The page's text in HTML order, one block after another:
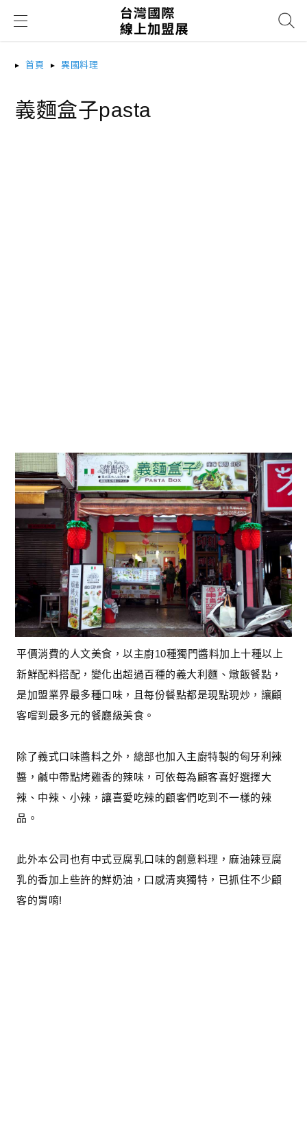
首頁 異國料理
義麵盒子pasta
平價消費的人文美食，以主廚10種獨門醬料加上十種以上
新鮮配料搭配，變化出超過百種的義大利麵、燉飯餐點，
是加盟業界最多種口味，且每份餐點都是現點現炒，讓顧
客嚐到最多元的餐廳級美食。
除了義式口味醬料之外，總部也加入主廚特製的匈牙利辣
醬，鹹中帶點烤雞香的辣味，可依每為顧客喜好選擇大
辣、中辣、小辣，讓喜愛吃辣的顧客們吃到不一樣的辣
品。
此外本公司也有中式豆腐乳口味的創意料理，麻油辣豆腐
乳的香加上些許的鮮奶油，口感清爽獨特，已抓住不少顧
客的胃唷!